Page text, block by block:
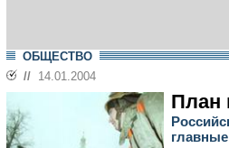
ОБЩЕСТВО
// 14.01.2004
План